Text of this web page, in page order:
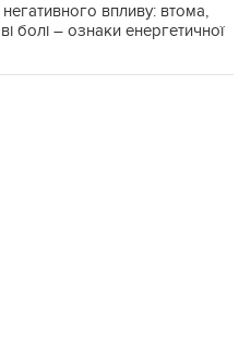
впливу: втома,
болі – ознаки енергетичної